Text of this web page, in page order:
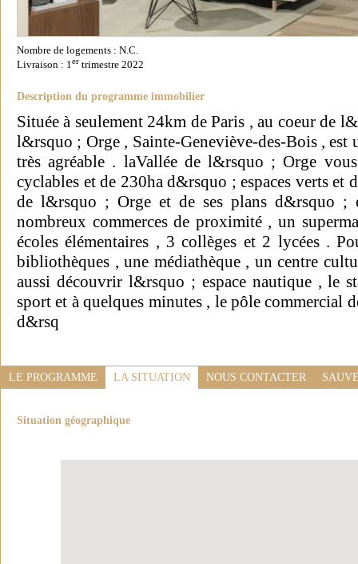
Nombre de logements : N.C.
Livraison : 1er trimestre 2022
Description du programme immobilier
Située à seulement 24km de Paris , au coeur de
l&rsquo ; Orge , Sainte-Geneviève-des-Bois , est
très agréable . laVallée de l&rsquo ; Orge
cyclables et de 230ha d&rsquo ; espaces verts
de l&rsquo ; Orge et de ses plans d&rsquo ;
nombreux commerces de proximité , un
écoles élémentaires , 3 collèges et 2 lycées .
bibliothèques , une médiathèque , un centre
aussi découvrir l&rsquo ; espace nautique , le
sport et à quelques minutes , le pôle commercial
d&rsq
LE PROGRAMME LA SITUATION NOUS CONTACTER
Situation géographique